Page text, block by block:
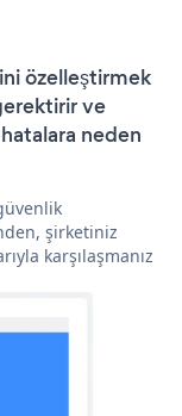
özelleştirmek
ve
neden
şirketiniz
karşılaşmanız